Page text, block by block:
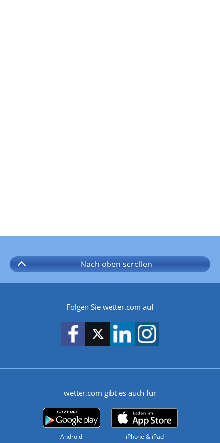
Nach oben scrollen
Folgen Sie wetter.com auf
wetter.com gibt es auch für
Android iPhone & iPad